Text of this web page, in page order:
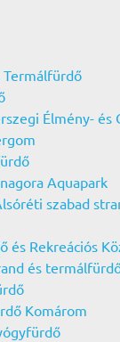
Termálfürdő
Élmény- és
Aquapark
szabad
és Rekreációs
és
Komárom